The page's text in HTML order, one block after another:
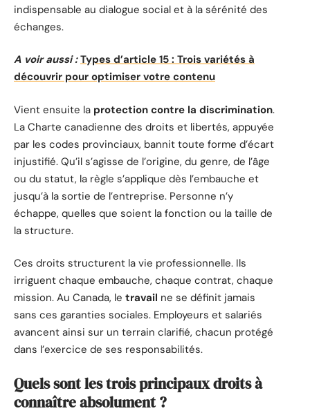
indispensable au dialogue social et à la sérénité des
échanges.
A voir aussi : Types d’article 15 : Trois variétés à
découvrir pour optimiser votre contenu
Vient ensuite la protection contre la discrimination.
La Charte canadienne des droits et libertés, appuyée
par les codes provinciaux, bannit toute forme d’écart
injustifié. Qu’il s’agisse de l’origine, du genre, de l’âge
ou du statut, la règle s’applique dès l’embauche et
jusqu’à la sortie de l’entreprise. Personne n’y
échappe, quelles que soient la fonction ou la taille de
la structure.
Ces droits structurent la vie professionnelle. Ils
irriguent chaque embauche, chaque contrat, chaque
mission. Au Canada, le travail ne se définit jamais
sans ces garanties sociales. Employeurs et salariés
avancent ainsi sur un terrain clarifié, chacun protégé
dans l’exercice de ses responsabilités.
Quels sont les trois principaux droits à
connaître absolument ?